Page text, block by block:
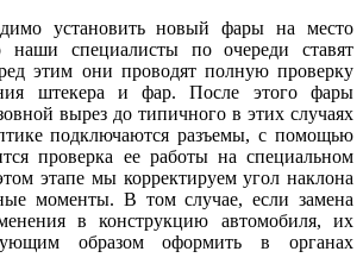
установить новый фары на место
наши специалисты по очереди ставят
этим они проводят полную проверку
штекера и фар. После этого фары
вырез до типичного в этих случаях
подключаются разъемы, с помощью
проверка ее работы на специальном
этапе мы корректируем угол наклона
моменты. В том случае, если замена
в конструкцию автомобиля, их
образом оформить в органах